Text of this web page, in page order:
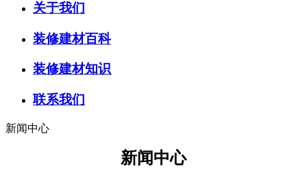
关于我们
装修建材百科
装修建材知识
联系我们
新闻中心
新闻中心